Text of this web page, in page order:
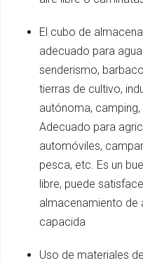
El cubo de
adecuado para
senderismo,
tierras de cultivo,
autónoma,
Adecuado para
automóviles,
pesca, etc. Es un
libre, puede
almacenamiento de
capacida
Uso de materiales